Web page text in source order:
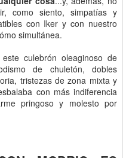
como siento, simpatías y
con Iker y con nuestro
simultánea.
culebrón oleaginoso de
de chuletón, dobles
tristezas de zona mixta y
con más indiferencia
pringoso y molesto por